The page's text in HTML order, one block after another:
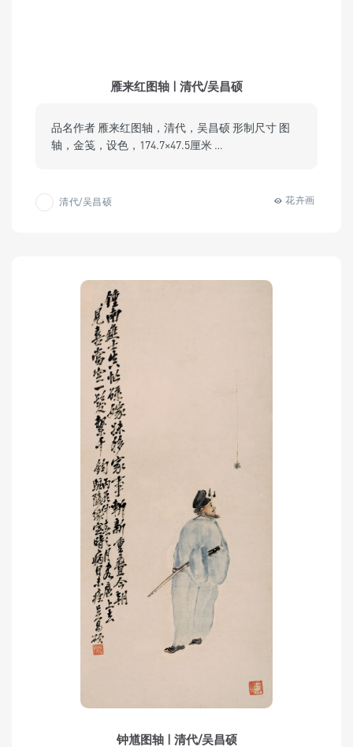
雁来红图轴 | 清代/吴昌硕
品名作者 雁来红图轴，清代，吴昌硕 形制尺寸 图
轴，金笺，设色，174.7×47.5厘米 …
清代/吴昌硕 花卉画
钟馗图轴 | 清代/吴昌硕